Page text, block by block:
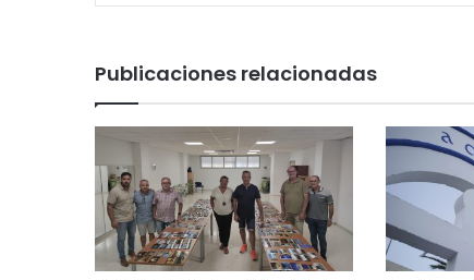
Publicaciones relacionadas